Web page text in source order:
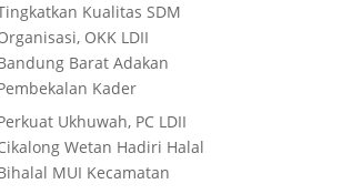
Kualitas SDM
OKK LDII
Barat Adakan
Kader
Ukhuwah, PC LDII
Wetan Hadiri Halal
MUI Kecamatan